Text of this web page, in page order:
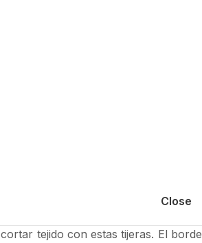
Close
tejido con estas tijeras. El borde